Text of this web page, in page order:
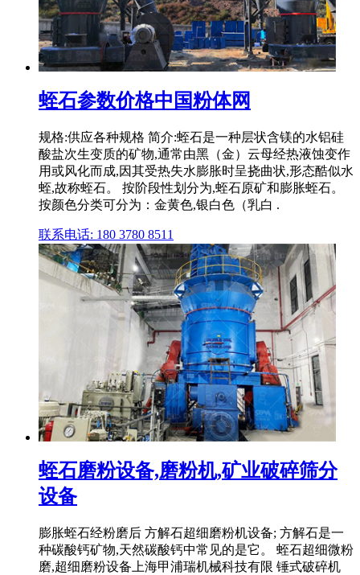
蛭石参数价格中国粉体网
规格:供应各种规格 简介:蛭石是一种层状含镁的水铝硅
酸盐次生变质的矿物,通常由黑（金）云母经热液蚀变作
用或风化而成,因其受热失水膨胀时呈挠曲状,形态酷似水
蛭,故称蛭石。 按阶段性划分为,蛭石原矿和膨胀蛭石。
按颜色分类可分为：金黄色,银白色（乳白 .
联系电话: 180 3780 8511
蛭石磨粉设备,磨粉机,矿业破碎筛分
设备
膨胀蛭石经粉磨后 方解石超细磨粉机设备; 方解石是一
种碳酸钙矿物,天然碳酸钙中常见的是它。 蛭石超细微粉
磨,超细磨粉设备上海甲浦瑞机械科技有限 锤式破碎机